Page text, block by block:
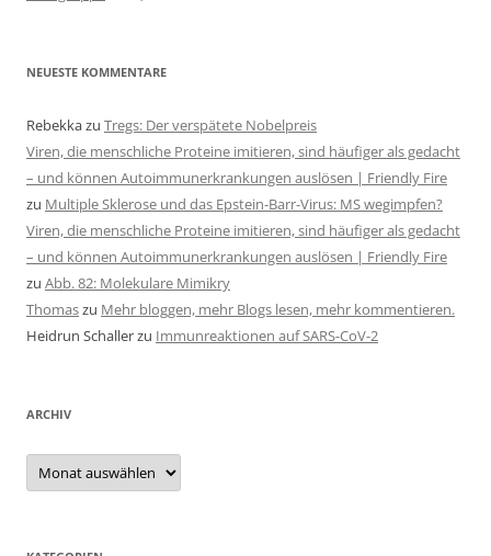
NEUESTE KOMMENTARE
Rebekkazu Tregs: Der verspätete Nobelpreis
Viren, die menschliche Proteine imitieren, sind häufiger als gedacht
– und können Autoimmunerkrankungen auslösen | Friendly Fire
zu Multiple Sklerose und das Epstein-Barr-Virus: MS wegimpfen?
Viren, die menschliche Proteine imitieren, sind häufiger als gedacht
– und können Autoimmunerkrankungen auslösen | Friendly Fire
zu Abb. 82: Molekulare Mimikry
Thomaszu Mehr bloggen, mehr Blogs lesen, mehr kommentieren.
Heidrun Schallerzu Immunreaktionen auf SARS-CoV-2
ARCHIV
Archiv